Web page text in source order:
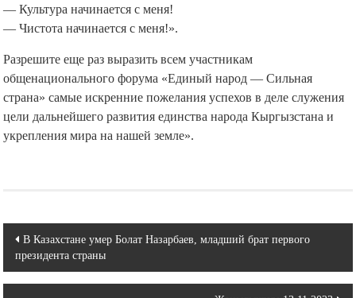
— Культура начинается с меня!
— Чистота начинается с меня!».
Разрешите еще раз выразить всем участникам
общенационального форума «Единый народ — Сильная
страна» самые искренние пожелания успехов в деле служения
цели дальнейшего развития единства народа Кыргызстана и
укрепления мира на нашей земле».
Навигация
по
В Казахстане умер Болат Назарбаев, младший брат первого
президента страны